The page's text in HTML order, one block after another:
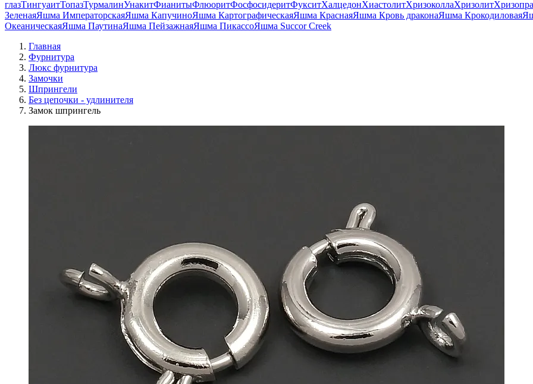
глазТингуаитТопазТурмалинУнакитФианитыФлюоритФосфосидеритФукситХалцедонХиастолитХризоколлаХризолит
ЗеленаяЯшма ИмператорскаяЯшма КапучиноЯшма КартографическаяЯшма КраснаяЯшма Кровь драконаЯшма Крокодиловая
ОкеаническаяЯшма ПаутинаЯшма ПейзажнаяЯшма ПикассоЯшма Succor Creek
Главная
Фурнитура
Люкс фурнитура
Замочки
Шпрингели
Без цепочки - удлинителя
Замок шпрингель